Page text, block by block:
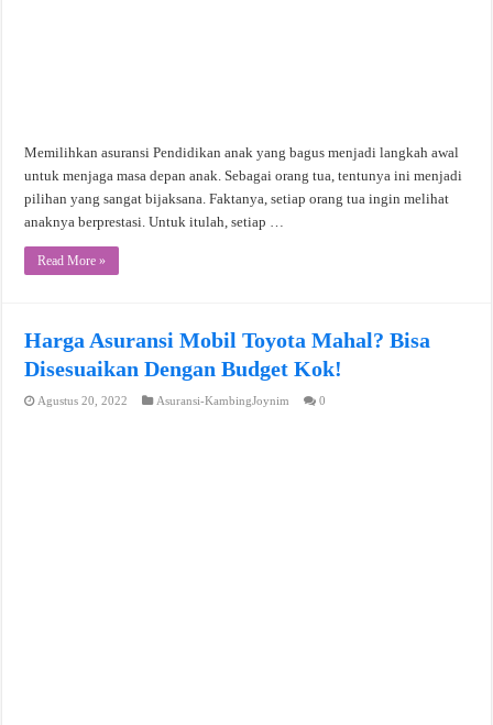
Memilihkan asuransi Pendidikan anak yang bagus menjadi langkah awal
untuk menjaga masa depan anak. Sebagai orang tua, tentunya ini menjadi
pilihan yang sangat bijaksana. Faktanya, setiap orang tua ingin melihat
anaknya berprestasi. Untuk itulah, setiap …
Read More »
Harga Asuransi Mobil Toyota Mahal? Bisa
Disesuaikan Dengan Budget Kok!
Agustus 20, 2022 Asuransi-KambingJoynim 0